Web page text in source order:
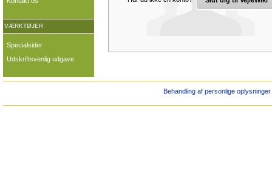
VÆRKTØJER
Specialsider
Udskriftsvenlig udgave
Behandling af personlige oplysninger